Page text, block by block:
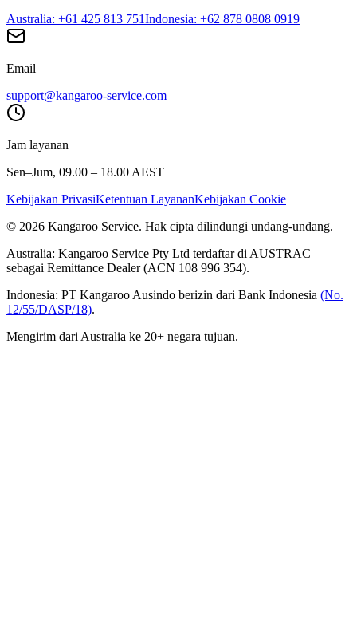
Australia: +61 425 813 751Indonesia: +62 878 0808 0919
Email
support@kangaroo-service.com
Jam layanan
Sen–Jum, 09.00 – 18.00 AEST
Kebijakan PrivasiKetentuan LayananKebijakan Cookie
© 2026 Kangaroo Service. Hak cipta dilindungi undang-undang.
Australia: Kangaroo Service Pty Ltd terdaftar di AUSTRAC
sebagai Remittance Dealer (ACN 108 996 354).
Indonesia: PT Kangaroo Ausindo berizin dari Bank Indonesia (No.
12/55/DASP/18).
Mengirim dari Australia ke 20+ negara tujuan.